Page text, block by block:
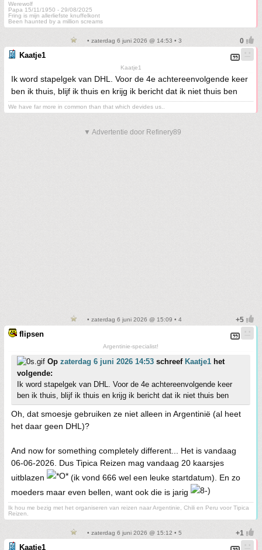
Werewolf
Papa 15/11/1950 - 29/08/2025
Fring is mijn allerliefste knuffelkont
Been haunted by a million screams
• zaterdag 6 juni 2026 @ 14:53 • 3
Kaatje1
Kaatje1
Ik word stapelgek van DHL. Voor de 4e achtereenvolgende keer
ben ik thuis, blijf ik thuis en krijg ik bericht dat ik niet thuis ben
We have far more in common than that which devides us..
▼ Advertentie door Refinery89
• zaterdag 6 juni 2026 @ 15:09 • 4
flipsen
Argentinie-specialist!
Op zaterdag 6 juni 2026 14:53 schreef Kaatje1 het
volgende:
Ik word stapelgek van DHL. Voor de 4e achtereenvolgende keer
ben ik thuis, blijf ik thuis en krijg ik bericht dat ik niet thuis ben
Oh, dat smoesje gebruiken ze niet alleen in Argentinië (al heet
het daar geen DHL)?
And now for something completely different... Het is vandaag
06-06-2026. Dus Tipica Reizen mag vandaag 20 kaarsjes
uitblazen
(ik vond 666 wel een leuke startdatum). En zo
moeders maar even bellen, want ook die is jarig
Ik hou me bezig met het organiseren van reizen naar Argentinie, Chili en Peru voor Tipica
Reizen.
• zaterdag 6 juni 2026 @ 15:12 • 5
Kaatje1